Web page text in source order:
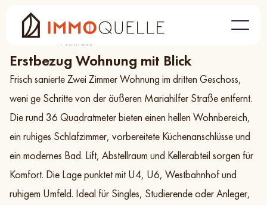
Referenzen /Erstbezug Wohnung mit Blick in Rudolfsheim-
Fünfhaus
Erstbezug Wohnung mit Blick
Frisch sanierte Zwei Zimmer Wohnung im dritten Geschoss,
weni ge Schritte von der äußeren Mariahilfer Straße entfernt.
Die rund 36 Quadratmeter bieten einen hellen Wohnbereich,
ein ruhiges Schlafzimmer, vorbereitete Küchenanschlüsse und
ein modernes Bad. Lift, Abstellraum und Kellerabteil sorgen für
Komfort. Die Lage punktet mit U4, U6, Westbahnhof und
ruhigem Umfeld. Ideal für Singles, Studierende oder Anleger,